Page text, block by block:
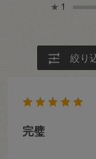
★ 1
絞り
完璧